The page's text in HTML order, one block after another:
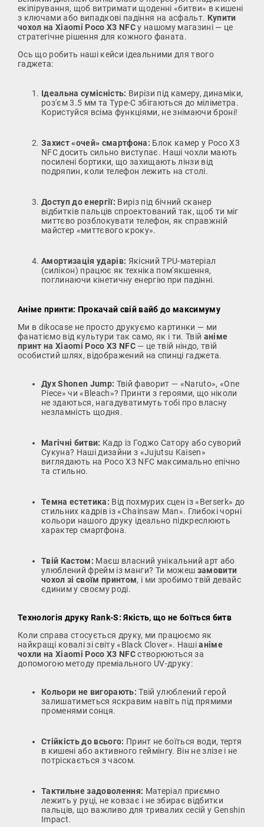
екіпірування, щоб витримати щоденні «битви» в кишені
з ключами або випадкові падіння на асфальт. Купити
чохол на Xiaomi Poco X3 NFCу нашому магазині — це
стратегічне рішення для кожного фаната.
Ось що робить наші кейси ідеальними для твого
гаджета:
Ідеальна сумісність: Вирізи під камеру, динаміки,
роз'єм 3.5 мм та Type-C збігаються до міліметра.
Користуйся всіма функціями, не знімаючи броні!
Захист «очей» смартфона: Блок камер у Poco X3
NFC досить сильно виступає. Наші чохли мають
посилені бортики, що захищають лінзи від
подряпин, коли телефон лежить на столі.
Доступ до енергії: Виріз під бічний сканер
відбитків пальців спроектований так, щоб ти міг
миттєво розблокувати телефон, як справжній
майстер «миттєвого кроку».
Амортизація ударів: Якісний TPU-матеріал
(силікон) працює як техніка пом'якшення,
поглинаючи кінетичну енергію при падінні.
Аніме принти: Прокачай свій вайб до максимуму
Ми в dikocase не просто друкуємо картинки — ми
фанатіємо від культури так само, як і ти. Твій аніме
принт на Xiaomi Poco X3 NFC — це твій ніндо, твій
особистий шлях, відображений на спинці гаджета.
Дух Shonen Jump: Твій фаворит — «Naruto», «One
Piece» чи «Bleach»? Принти з героями, що ніколи
не здаються, нагадуватимуть тобі про власну
незламність щодня.
Магічні битви: Кадр із Годжо Сатору або суворий
Сукуна? Наші дизайни з «Jujutsu Kaisen»
виглядають на Poco X3 NFC максимально епічно
та стильно.
Темна естетика: Від похмурих сцен із «Berserk» до
стильних кадрів із «Chainsaw Man». Глибокі чорні
кольори нашого друку ідеально підкреслюють
характер смартфона.
Твій Кастом: Маєш власний унікальний арт або
улюблений фрейм із манги? Ти можеш замовити
чохол зі своїм принтом, і ми зробимо твій девайс
єдиним у своєму роді.
Технологія друку Rank-S: Якість, що не боїться битв
Коли справа стосується друку, ми працюємо як
найкращі ковалі зі світу «Black Clover». Нашіаніме
чохли на Xiaomi Poco X3 NFCстворюються за
допомогою методу преміального UV-друку:
Кольори не вигорають: Твій улюблений герой
залишатиметься яскравим навіть під прямими
променями сонця.
Стійкість до всього: Принт не боїться води, тертя
в кишені або активного геймінгу. Він не злізе і не
потріскається з часом.
Тактильне задоволення: Матеріал приємно
лежить у руці, не ковзає і не збирає відбитки
пальців, що важливо для тривалих сесій у Genshin
Impact.